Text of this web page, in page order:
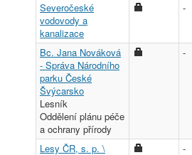
Severočeské
vodovody a
kanalizace
-
Bc. Jana Nováková
- Správa Národního
parku České
Švýcarsko
Lesník
Oddělení plánu péče
a ochrany přírody
-
Lesy ČR, s. p. \
-